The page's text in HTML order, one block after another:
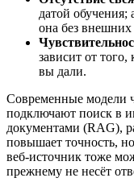
датой обучения;
она без внешних
зависит от того,
вы дали.
Современные модели
подключают поиск в
документами (RAG),
повышает точность,
веб-источник тоже
прежнему не несёт